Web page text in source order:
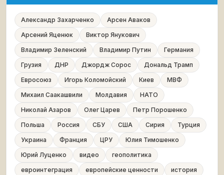
Александр Захарченко
Арсен Аваков
Арсений Яценюк
Виктор Янукович
Владимир Зеленский
Владимир Путин
Германия
Грузия
ДНР Джордж Сорос
Дональд Трамп
Евросоюз
Игорь Коломойский Киев
МВФ
Михаил Саакашвили
Молдавия
НАТО
Николай Азаров
Олег Царев
Петр Порошенко
Польша
Россия СБУ США Сирия
Турция
Украина
Франция ЦРУ
Юлия Тимошенко
Юрий Луценко
видео
геополитика
евроинтеграция
европейские ценности
история